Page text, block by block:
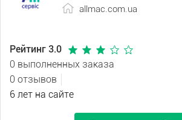
allmac.com.ua
Рейтинг 3.0
0 выполненных заказа
0 отзывов
6 лет на сайте